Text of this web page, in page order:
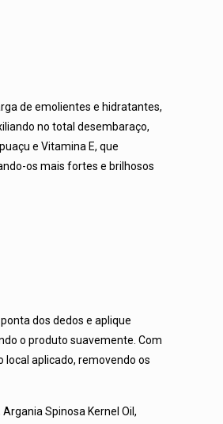
de emolientes e hidratantes,
no total desembaraço,
e Vitamina E, que
os mais fortes e brilhosos
dos dedos e aplique
o produto suavemente. Com
local aplicado, removendo os
Spinosa Kernel Oil,